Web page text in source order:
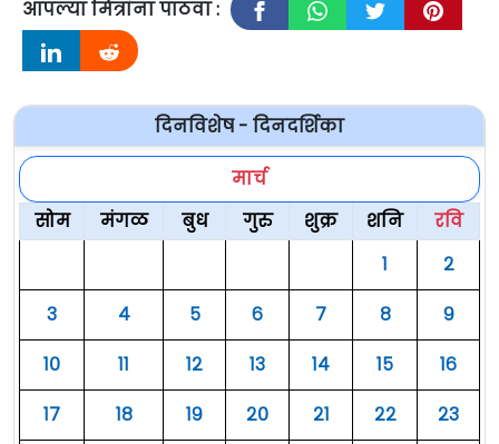
आपल्या मित्रांना पाठवा :
दिनविशेष - दिनदर्शिका
मार्च
सोम
मंगळ बुध गुरु शुक्र शनि
रवि
१
२
३
४ ५ ६ ७ ८
९
१०
११ १२ १३ १४ १५
१६
१७
१८ १९ २० २१ २२
२३